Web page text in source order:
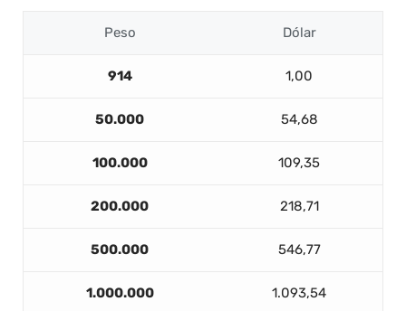
Peso Dólar
914 1,00
50.000 54,68
100.000 109,35
200.000 218,71
500.000 546,77
1.000.000 1.093,54